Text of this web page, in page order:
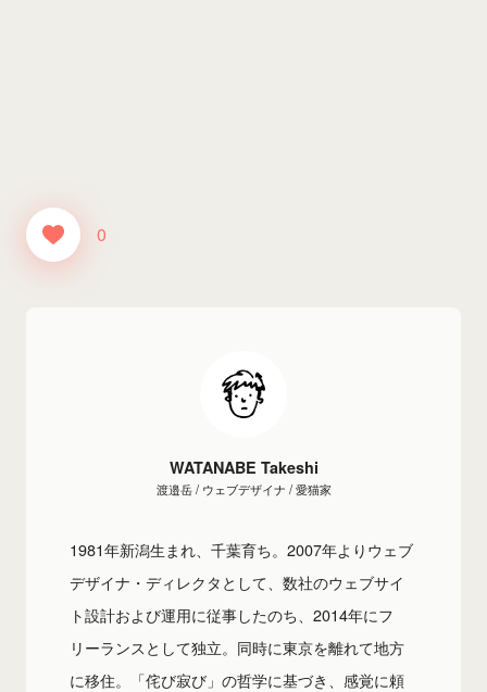
0
WATANABE Takeshi
渡邉岳 / ウェブデザイナ / 愛猫家
1981年新潟生まれ、千葉育ち。2007年よりウェブ
デザイナ・ディレクタとして、数社のウェブサイ
ト設計および運用に従事したのち、2014年にフ
リーランスとして独立。同時に東京を離れて地方
に移住。「侘び寂び」の哲学に基づき、感覚に頼